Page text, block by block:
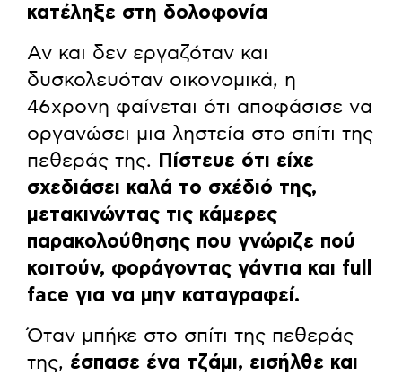
κατέληξε στη δολοφονία
Αν και δεν εργαζόταν και
δυσκολευόταν οικονομικά, η
46χρονη φαίνεται ότι αποφάσισε να
οργανώσει μια ληστεία στο σπίτι της
πεθεράς της.
Πίστευε ότι είχε
σχεδιάσει καλά το σχέδιό της,
μετακινώντας τις κάμερες
παρακολούθησης που γνώριζε πού
κοιτούν, φοράγοντας γάντια και full
face για να μην καταγραφεί.
Όταν μπήκε στο σπίτι της πεθεράς
της, έσπασε ένα τζάμι, εισήλθε και